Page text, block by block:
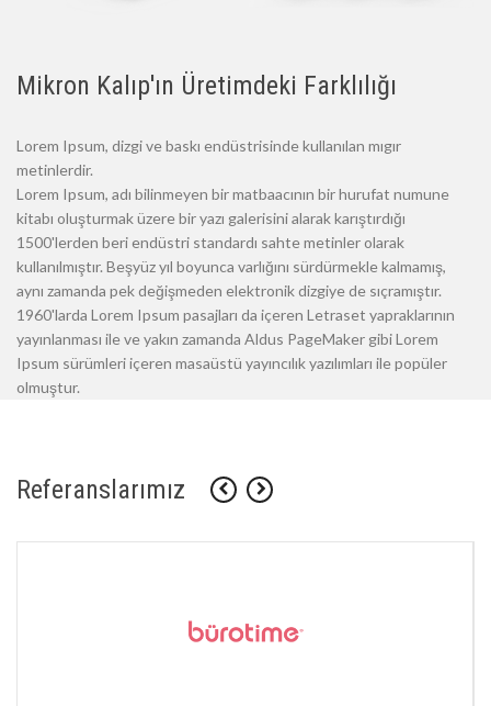
Mikron Kalıp'ın Üretimdeki Farklılığı
Lorem Ipsum, dizgi ve baskı endüstrisinde kullanılan mıgır
metinlerdir.
Lorem Ipsum, adı bilinmeyen bir matbaacının bir hurufat numune
kitabı oluşturmak üzere bir yazı galerisini alarak karıştırdığı
1500'lerden beri endüstri standardı sahte metinler olarak
kullanılmıştır. Beşyüz yıl boyunca varlığını sürdürmekle kalmamış,
aynı zamanda pek değişmeden elektronik dizgiye de sıçramıştır.
1960'larda Lorem Ipsum pasajları da içeren Letraset yapraklarının
yayınlanması ile ve yakın zamanda Aldus PageMaker gibi Lorem
Ipsum sürümleri içeren masaüstü yayıncılık yazılımları ile popüler
olmuştur.
Referanslarımız